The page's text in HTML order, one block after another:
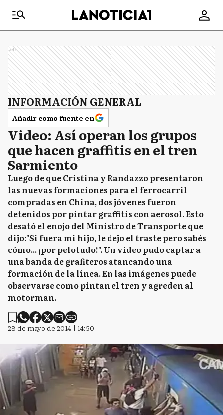
Ads
INFORMACIÓN GENERAL
Añadir como fuente en
Video: Así operan los grupos
que hacen graffitis en el tren
Sarmiento
Luego de que Cristina y Randazzo presentaron
las nuevas formaciones para el ferrocarril
compradas en China, dos jóvenes fueron
detenidos por pintar graffitis con aerosol. Esto
desató el enojo del Ministro de Transporte que
dijo:"Si fuera mi hijo, le dejo el traste pero sabés
cómo... ¡por pelotudo!". Un video pudo captar a
una banda de grafiteros atancando una
formación de la línea. En las imágenes puede
observarse como pintan el tren y agreden al
motorman.
28 de mayo de 2014 | 14:50